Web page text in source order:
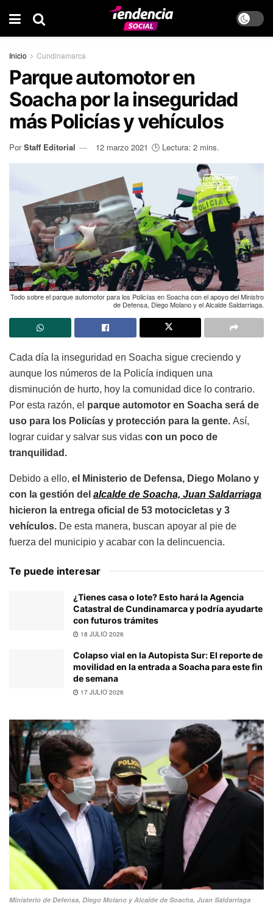
Inicio Cundinamarca
Parque automotor en
Soacha por la inseguridad
más Policías y vehículos
Por Staff Editorial 12 marzo 2021 🕒 Lectura: 2 mins.
Todo sobre el parque automotor para los Policías en Soacha con el apoyo del Ministro
de Defensa, Diego Molano y el Alcalde Saldarriaga.
Cada día la inseguridad en Soacha sigue creciendo y
aunque los números de la Policía indiquen una
disminución de hurto, hoy la comunidad dice lo contrario.
Por esta razón, el parque automotor en Soacha será de
uso para los Policías y protección para la gente. Así,
lograr cuidar y salvar sus vidas con un poco de
tranquilidad.
Debido a ello, el Ministerio de Defensa, Diego Molano y
con la gestión del alcalde de Soacha, Juan Saldarriaga
hicieron la entrega oficial de 53 motocicletas y 3
vehículos. De esta manera, buscan apoyar al pie de
fuerza del municipio y acabar con la delincuencia.
Te puede interesar
¿Tienes casa o lote? Esto hará la Agencia
Catastral de Cundinamarca y podría ayudarte
con futuros trámites
18 JULIO 2026
Colapso vial en la Autopista Sur: El reporte de
movilidad en la entrada a Soacha para este fin
de semana
17 JULIO 2026
Ministerio de Defensa, Diego Molano y Alcalde de Soacha, Juan Saldarriaga